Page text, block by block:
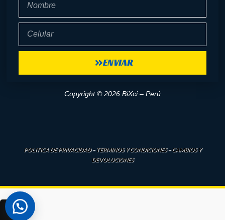
ENVIAR
Copyright © 2026 BiXci – Perú
POLITICA DE PRIVACIDAD–TERMINOS Y CONDICIONES–CAMBIOS Y
DEVOLUCIONES